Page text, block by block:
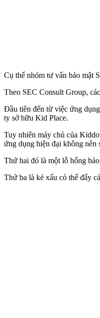
Cụ thể nhóm tư vấn bảo mật
Theo SEC Consult Group,
Đầu tiên đến từ việc ứng
ty sở hữu Kid Place.
Tuy nhiên máy chủ của
ứng dụng hiện đại không nên
Thứ hai đó là một lỗ hổng
Thứ ba là kẻ xấu có thể đẩy